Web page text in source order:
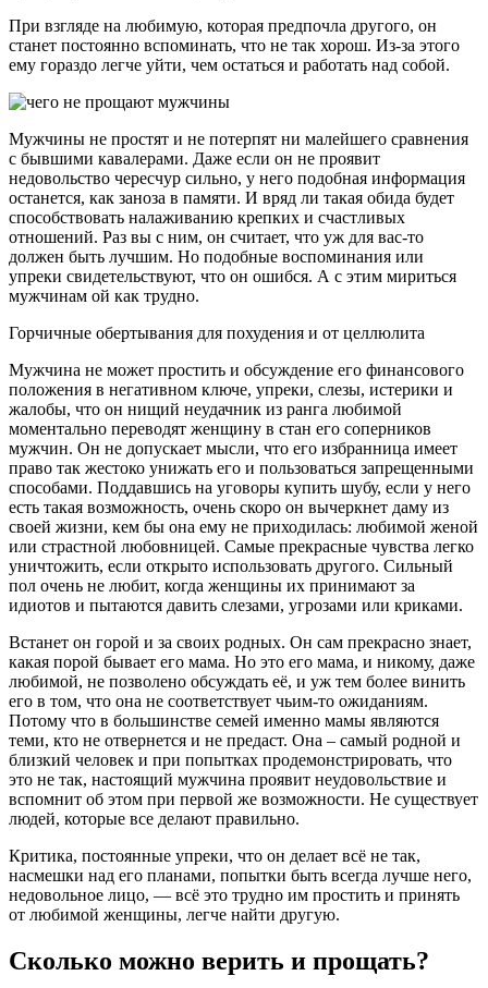
При взгляде на любимую, которая предпочла другого, он
станет постоянно вспоминать, что не так хорош. Из-за этого
ему гораздо легче уйти, чем остаться и работать над собой.
Мужчины не простят и не потерпят ни малейшего сравнения
с бывшими кавалерами. Даже если он не проявит
недовольство чересчур сильно, у него подобная информация
останется, как заноза в памяти. И вряд ли такая обида будет
способствовать налаживанию крепких и счастливых
отношений. Раз вы с ним, он считает, что уж для вас-то
должен быть лучшим. Но подобные воспоминания или
упреки свидетельствуют, что он ошибся. А с этим мириться
мужчинам ой как трудно.
Горчичные обертывания для похудения и от целлюлита
Мужчина не может простить и обсуждение его финансового
положения в негативном ключе, упреки, слезы, истерики и
жалобы, что он нищий неудачник из ранга любимой
моментально переводят женщину в стан его соперников
мужчин. Он не допускает мысли, что его избранница имеет
право так жестоко унижать его и пользоваться запрещенными
способами. Поддавшись на уговоры купить шубу, если у него
есть такая возможность, очень скоро он вычеркнет даму из
своей жизни, кем бы она ему не приходилась: любимой женой
или страстной любовницей. Самые прекрасные чувства легко
уничтожить, если открыто использовать другого. Сильный
пол очень не любит, когда женщины их принимают за
идиотов и пытаются давить слезами, угрозами или криками.
Встанет он горой и за своих родных. Он сам прекрасно знает,
какая порой бывает его мама. Но это его мама, и никому, даже
любимой, не позволено обсуждать её, и уж тем более винить
его в том, что она не соответствует чьим-то ожиданиям.
Потому что в большинстве семей именно мамы являются
теми, кто не отвернется и не предаст. Она – самый родной и
близкий человек и при попытках продемонстрировать, что
это не так, настоящий мужчина проявит неудовольствие и
вспомнит об этом при первой же возможности. Не существует
людей, которые все делают правильно.
Критика, постоянные упреки, что он делает всё не так,
насмешки над его планами, попытки быть всегда лучше него,
недовольное лицо, — всё это трудно им простить и принять
от любимой женщины, легче найти другую.
Сколько можно верить и прощать?